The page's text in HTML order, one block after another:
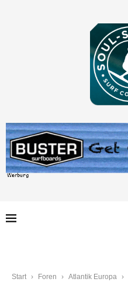
Start › Foren › Atlantik Europa ›